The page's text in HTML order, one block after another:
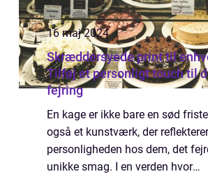
16 maj 2024
Skræddersyede print til
Tilføj et personligt touch til
fejring
En kage er ikke bare en sød
også et kunstværk, der reflekterer
personligheden hos dem, det
unikke smag. I en verden hvor